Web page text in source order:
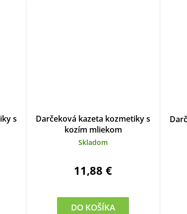
s
Darčeková kazeta kozmetiky s
kozím mliekom
Skladom
11,88 €
DO KOŠÍKA